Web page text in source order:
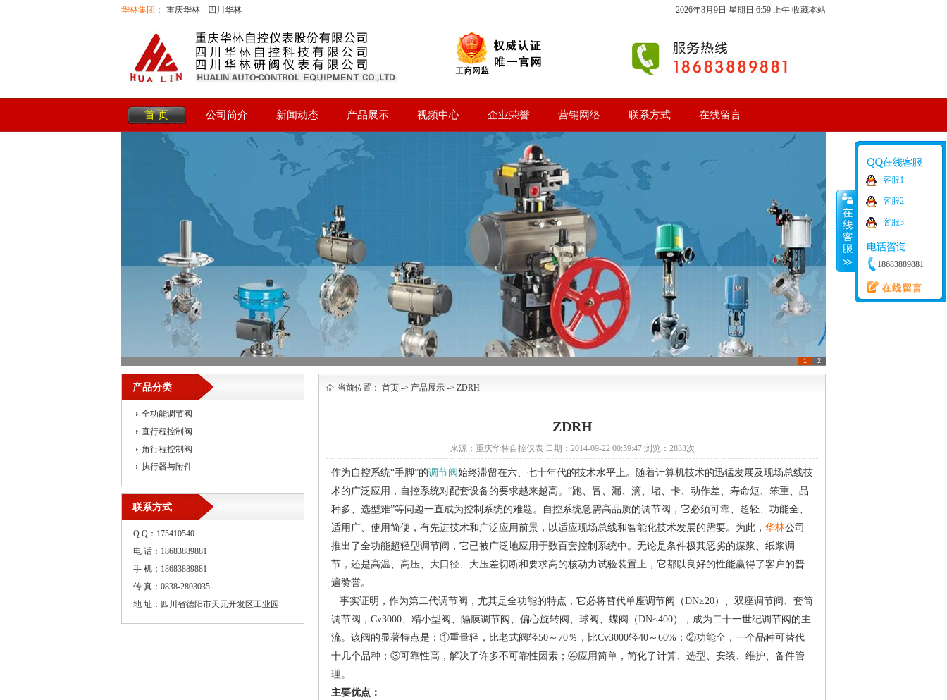
华林集团： 重庆华林 四川华林 2026年8月9日 星期日 6:59 上午 收藏本站
首 页 公司简介 新闻动态 产品展示 视频中心 企业荣誉 营销网络 联系方式 在线留言
1 2
当前位置： 首页 -> 产品展示 -> ZDRH
ZDRH
来源： 重庆华林自控仪表日期：2014-09-22 00:59:47 浏览： 2833次
作为自控系统“手脚”的调节阀始终滞留在六、七十年代的技术水平上。随着计算机技术的迅猛发展及现场总线技
术的广泛应用，自控系统对配套设备的要求越来越高。“跑、冒、漏、滴、堵、卡、动作差、寿命短、笨重、品
种多、选型难”等问题一直成为控制系统的难题。自控系统急需高品质的调节阀，它必须可靠、超轻、功能全、
适用广、使用简便，有先进技术和广泛应用前景，以适应现场总线和智能化技术发展的需要。为此， 华林公司
推出了全功能超轻型调节阀，它已被广泛地应用于数百套控制系统中。无论是条件极其恶劣的煤浆、纸浆调
节，还是高温、高压、大口径、大压差切断和要求高的核动力试验装置上，它都以良好的性能赢得了客户的普
遍赞誉。
事实证明，作为第二代调节阀，尤其是全功能的特点，它必将替代单座调节阀（DN≥20）、双座调节阀、套筒
调节阀，Cv3000、精小型阀、隔膜调节阀、偏心旋转阀、球阀、蝶阀（DN≤400），成为二十一世纪调节阀的主
流。该阀的显著特点是：①重量轻，比老式阀轻50～70％，比Cv3000轻40～60%；②功能全，一个品种可替代
十几个品种；③可靠性高，解决了许多不可靠性因素；④应用简单，简化了计算、选型、安装、维护、备件管
理。
主要优点：
产品分类
全功能调节阀
直行程控制阀
角行程控制阀
执行器与附件
联系方式
Q Q：175410540
电 话：18683889881
手 机：18683889881
传 真：0838-2803035
地 址：四川省德阳市天元开发区工业园
客服1
客服2
客服3
18683889881